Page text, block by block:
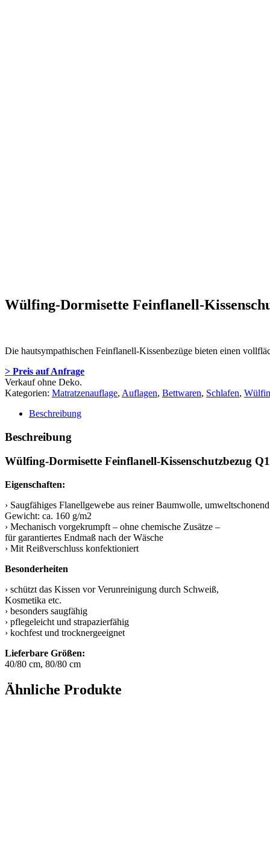
Wülfing-Dormisette Feinflanell-
Die hautsympathischen Feinflanell-Kissenbezüge bieten einen
> Preis auf Anfrage
Verkauf ohne Deko.
Kategorien: Matratzenauflage, Auflagen, Bettwaren, Schlafen,
Beschreibung
Beschreibung
Wülfing-Dormisette Feinflanell-Kissenschutzbezug
Eigenschaften:
› Saugfähiges Flanellgewebe aus reiner Baumwolle,
Gewicht: ca. 160 g/m2
› Mechanisch vorgekrumpft – ohne chemische Zusätze –
für garantiertes Endmaß nach der Wäsche
› Mit Reißverschluss konfektioniert
Besonderheiten
› schützt das Kissen vor Verunreinigung durch Schweiß,
Kosmetika etc.
› besonders saugfähig
› pflegeleicht und strapazierfähig
› kochfest und trocknergeeignet
Lieferbare Größen:
40/80 cm, 80/80 cm
Ähnliche Produkte